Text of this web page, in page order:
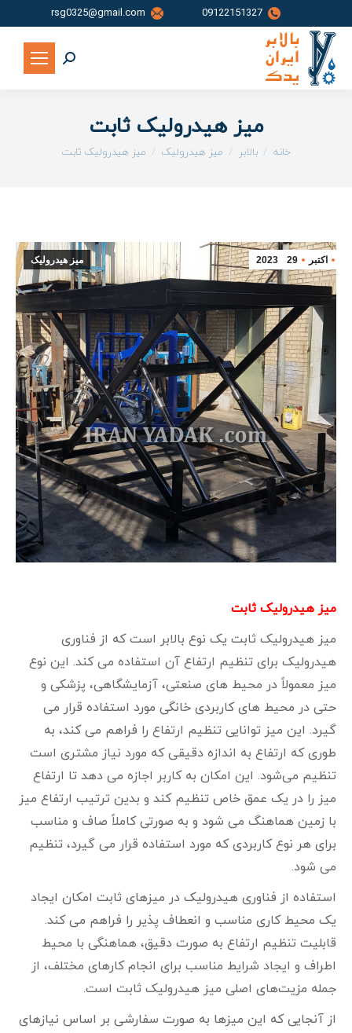
09122151327
rsg0325@gmail.com
جستجو:
میز هیدرولیک ثابت
شما اینجا هستید:
خانه بالابر میز هیدرولیک میز هیدرولیک ثابت
اکتبر 29
2023 میز هیدرولیک
میز هیدرولیک ثابت
میز هیدرولیک ثابت یک نوع بالابر است که از فناوری
هیدرولیک برای تنظیم ارتفاع آن استفاده می‌ کند. این نوع
میز معمولاً در محیط‌ های صنعتی، آزمایشگاهی، پزشکی و
حتی در محیط‌ های کاربردی خانگی مورد استفاده قرار می‌
گیرد. این میز توانایی تنظیم ارتفاع را فراهم می‌ کند، به
طوری که ارتفاع به اندازه دقیقی که مورد نیاز مشتری است
تنظیم می‌شود. این امکان به کاربر اجازه می‌ دهد تا ارتفاع
میز را در یک عمق خاص تنظیم کند و بدین ترتیب ارتفاع میز
با زمین هماهنگ می‌ شود و به صورتی کاملاً صاف و مناسب
برای هر نوع کاربردی که مورد استفاده قرار می‌ گیرد، تنظیم
می‌ شود.
استفاده از فناوری هیدرولیک در میزهای ثابت امکان ایجاد
یک محیط کاری مناسب و انعطاف‌ پذیر را فراهم می‌ کند.
قابلیت تنظیم ارتفاع به صورت دقیق، هماهنگی با محیط
اطراف و ایجاد شرایط مناسب برای انجام کارهای مختلف، از
جمله مزیت‌های اصلی میز هیدرولیک ثابت است.
از آنجایی که این میزها به صورت سفارشی بر اساس نیازهای